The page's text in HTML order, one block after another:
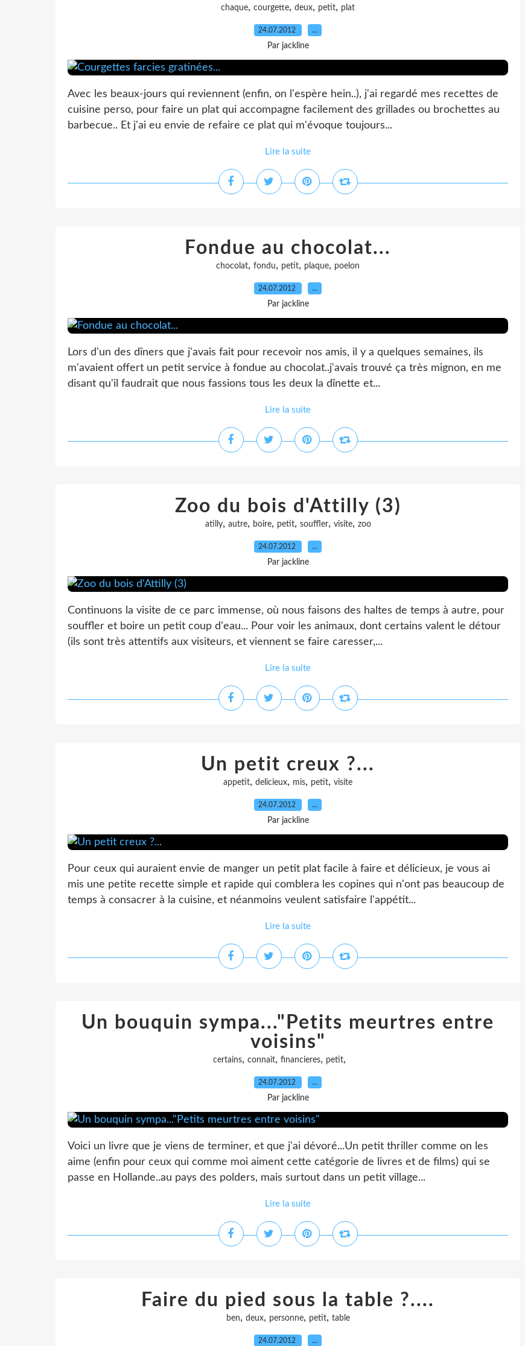
chaque, courgette, deux, petit, plat
24.07.2012 …
Par jackline
Avec les beaux-jours qui reviennent (enfin, on l'espère hein..), j'ai regardé mes recettes de
cuisine perso, pour faire un plat qui accompagne facilement des grillades ou brochettes au
barbecue.. Et j'ai eu envie de refaire ce plat qui m'évoque toujours...
Lire la suite
Fondue au chocolat...
chocolat, fondu, petit, plaque, poelon
24.07.2012 …
Par jackline
Lors d'un des dîners que j'avais fait pour recevoir nos amis, il y a quelques semaines, ils
m'avaient offert un petit service à fondue au chocolat..j'avais trouvé ça très mignon, en me
disant qu'il faudrait que nous fassions tous les deux la dînette et...
Lire la suite
Zoo du bois d'Attilly (3)
atilly, autre, boire, petit, souffler, visite, zoo
24.07.2012 …
Par jackline
Continuons la visite de ce parc immense, où nous faisons des haltes de temps à autre, pour
souffler et boire un petit coup d'eau... Pour voir les animaux, dont certains valent le détour
(ils sont très attentifs aux visiteurs, et viennent se faire caresser,...
Lire la suite
Un petit creux ?...
appetit, delicieux, mis, petit, visite
24.07.2012 …
Par jackline
Pour ceux qui auraient envie de manger un petit plat facile à faire et délicieux, je vous ai
mis une petite recette simple et rapide qui comblera les copines qui n'ont pas beaucoup de
temps à consacrer à la cuisine, et néanmoins veulent satisfaire l'appétit...
Lire la suite
Un bouquin sympa..."Petits meurtres entre
voisins"
certains, connait, financieres, petit,
24.07.2012 …
Par jackline
Voici un livre que je viens de terminer, et que j'ai dévoré...Un petit thriller comme on les
aime (enfin pour ceux qui comme moi aiment cette catégorie de livres et de films) qui se
passe en Hollande..au pays des polders, mais surtout dans un petit village...
Lire la suite
Faire du pied sous la table ?....
ben, deux, personne, petit, table
24.07.2012 …